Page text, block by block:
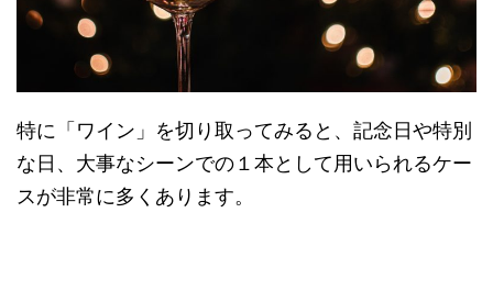
特に「ワイン」を切り取ってみると、記念日や特別
な日、大事なシーンでの１本として用いられるケー
スが非常に多くあります。